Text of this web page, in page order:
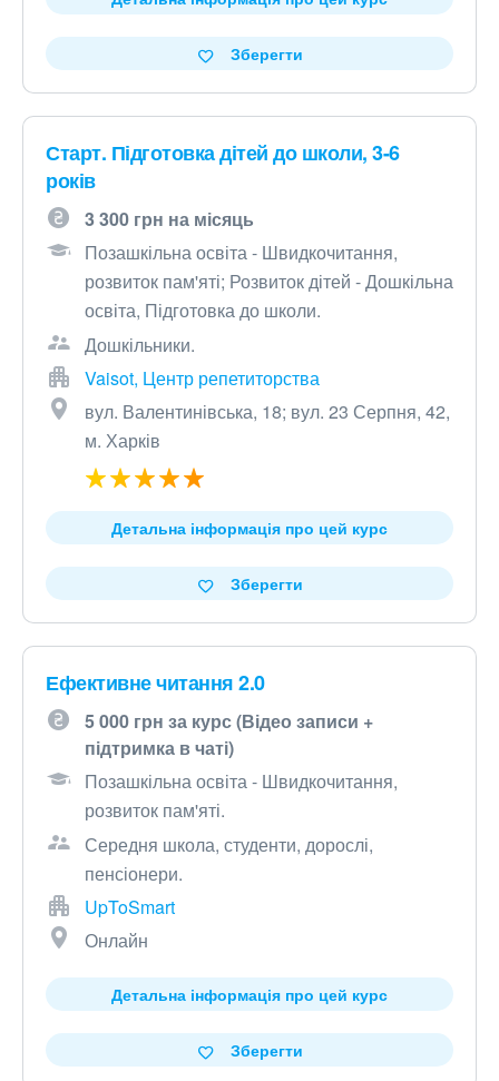
Зберегти
Старт. Підготовка дітей до школи, 3-6
років
3 300 грн на місяць
Позашкільна освіта - Швидкочитання,
розвиток пам'яті; Розвиток дітей - Дошкільна
освіта, Підготовка до школи.
Дошкільники.
Vaisot, Центр репетиторства
вул. Валентинівська, 18; вул. 23 Серпня, 42,
м. Харків
Детальна інформація про цей курс
Зберегти
Ефективне читання 2.0
5 000 грн за курс (Відео записи +
підтримка в чаті)
Позашкільна освіта - Швидкочитання,
розвиток пам'яті.
Середня школа, студенти, дорослі,
пенсіонери.
UpToSmart
Онлайн
Детальна інформація про цей курс
Зберегти